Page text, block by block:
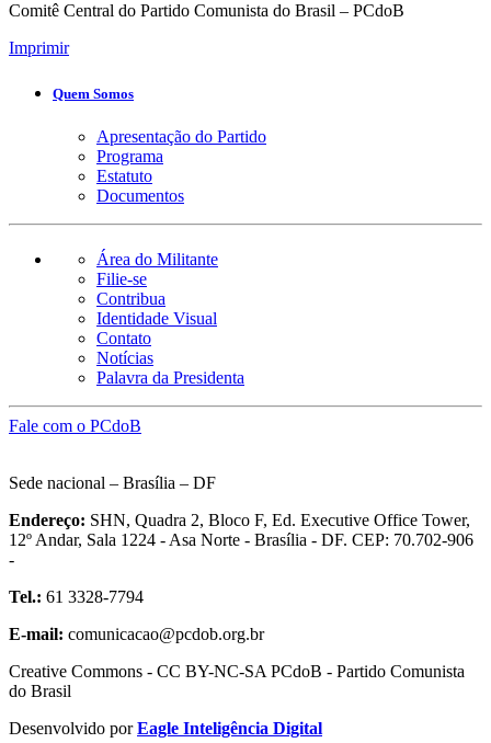
Comitê Central do Partido Comunista do Brasil – PCdoB
Imprimir
Quem Somos
Apresentação do Partido
Programa
Estatuto
Documentos
Área do Militante
Filie-se
Contribua
Identidade Visual
Contato
Notícias
Palavra da Presidenta
Fale com o PCdoB
Sede nacional – Brasília – DF
Endereço: SHN, Quadra 2, Bloco F, Ed. Executive Office Tower,
12º Andar, Sala 1224 - Asa Norte - Brasília - DF. CEP: 70.702-906
-
Tel.: 61 3328-7794
E-mail: comunicacao@pcdob.org.br
Creative Commons - CC BY-NC-SA PCdoB - Partido Comunista
do Brasil
Desenvolvido porEagle Inteligência Digital